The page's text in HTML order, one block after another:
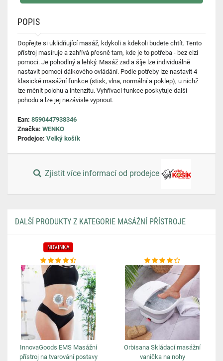
POPIS
Dopřejte si uklidňující masáž, kdykoli a kdekoli budete chtít. Tento
přístroj masíruje a zahřívá přesně tam, kde je to potřeba - bez cizí
pomoci. Je pohodlný a lehký. Masáž zad a šíje lze individuálně
nastavit pomocí dálkového ovládání. Podle potřeby lze nastavit 4
klasické masážní funkce (stisk, vlna, normální a poklep), u nichž
lze měnit polohu a intenzitu. Vyhřívací funkce poskytuje další
pohodu a lze jej nezávisle vypnout.
Ean: 8590447938346
Značka: WENKO
Prodejce: Velký košík
Zjistit více informací od prodejce
DALŠÍ PRODUKTY Z KATEGORIE MASÁŽNÍ PŘÍSTROJE
NOVINKA
InnovaGoods EMS Masážní
přístroj na tvarování postavy
Orbisana Skládací masážní
vanička na nohy